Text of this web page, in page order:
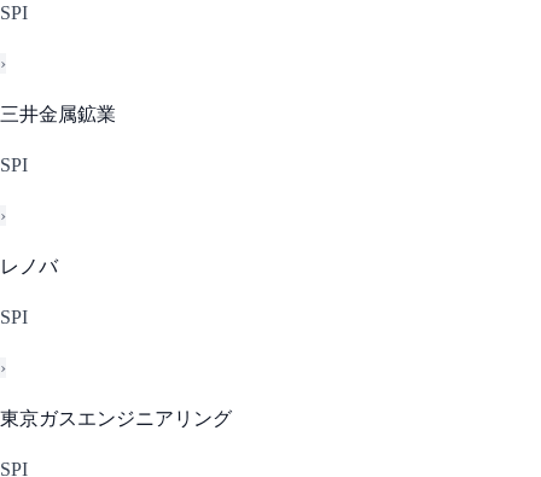
SPI
›
三井金属鉱業
SPI
›
レノバ
SPI
›
東京ガスエンジニアリング
SPI